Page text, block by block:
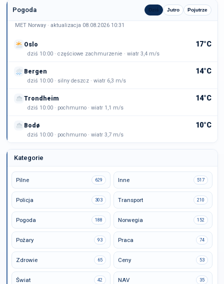
Pogoda Dziś Jutro Pojutrze
MET Norway · aktualizacja 08.08.2026 10:31
Oslo 17°C
dziś 10:00 · częściowe zachmurzenie · wiatr 3,4 m/s
Bergen 14°C
dziś 10:00 · silny deszcz · wiatr 6,3 m/s
Trondheim 14°C
dziś 10:00 · pochmurno · wiatr 1,1 m/s
Bodø 10°C
dziś 10:00 · pochmurno · wiatr 3,7 m/s
Kategorie
Pilne 629 Inne 517
Policja 303 Transport 210
Pogoda 188 Norwegia 152
Pożary 93 Praca 74
Zdrowie 65 Ceny 53
Świat 42 NAV 35